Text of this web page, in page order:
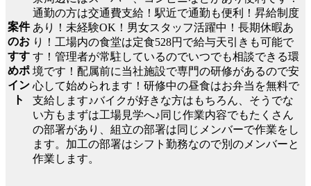
案件
のお
すす
めポ
イン
ト
通勤の方は交通費支給！駅近で通勤も便利！昇給制度
あり！未経験OK！男女スタッフ活躍中！長期休暇あ
り！工場内の食堂は定食528円で給与天引きも可能で
す！管理者が常駐しているのでいつでも相談できる環
境です！配属前に当社施設で専門の研修があるので安
心して始められます！研修中の昼食はお弁当を無料で
支給します♪バイクが好きな方はもちろん、そうでな
い方もまずは工場見学へ♪同じ作業内容でもたくさん
の部署があり、組立の部署は同じメンバーで作業をし
ます。加工の部署はシフト勤務なので別のメンバーと
作業します。